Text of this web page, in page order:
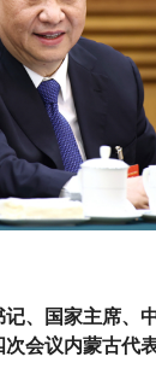
、国家主席、
会议内蒙古代